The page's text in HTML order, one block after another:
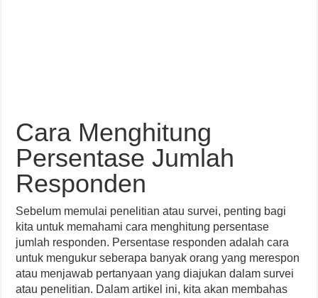
Cara Menghitung
Persentase Jumlah
Responden
Sebelum memulai penelitian atau survei, penting bagi
kita untuk memahami cara menghitung persentase
jumlah responden. Persentase responden adalah cara
untuk mengukur seberapa banyak orang yang merespon
atau menjawab pertanyaan yang diajukan dalam survei
atau penelitian. Dalam artikel ini, kita akan membahas